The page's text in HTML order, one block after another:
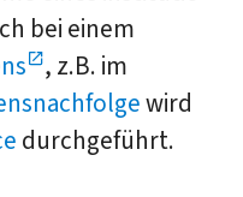
bei einem
, z.B. im
wird
durchgeführt.